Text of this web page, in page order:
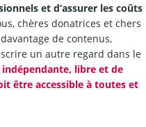
et d’assurer les coûts
chères donatrices et chers
de contenus,
un autre regard dans le
libre et de
être accessible à toutes et